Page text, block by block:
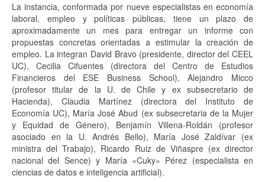
La instancia, conformada por nueve especialistas en economía
laboral, empleo y políticas públicas, tiene un plazo de
aproximadamente un mes para entregar un informe con
propuestas concretas orientadas a estimular la creación de
empleo. La integran David Bravo (presidente, director del CEEL
UC), Cecilia Cifuentes (directora del Centro de Estudios
Financieros del ESE Business School), Alejandro Micco
(profesor titular de la U. de Chile y ex subsecretario de
Hacienda), Claudia Martínez (directora del Instituto de
Economía UC), María José Abud (ex subsecretaria de la Mujer
y Equidad de Género), Benjamín Villena-Roldán (profesor
asociado en la U. Andrés Bello), María José Zaldívar (ex
ministra del Trabajo), Ricardo Ruiz de Viñaspre (ex director
nacional del Sence) y María «Cuky» Pérez (especialista en
ciencias de datos e inteligencia artificial).